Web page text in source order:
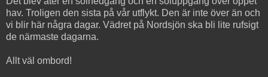
hav. Troligen den sista på vår utflykt. Den är inte över än och
vi blir här några dagar. Vädret på Nordsjön ska bli lite rufsigt
de närmaste dagarna.
Allt väl ombord!